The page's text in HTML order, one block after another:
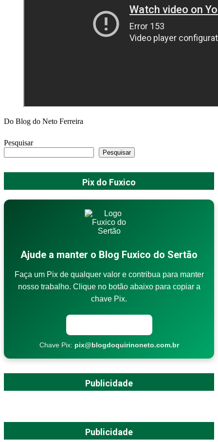
Do Blog do Neto Ferreira
Pesquisar
Pesquisar
Pix do Fuxico
Ajude a manter o Blog Fuxico do Sertão
Faça um Pix de qualquer valor e contribua para manter
nosso trabalho. Clique no botão abaixo para copiar a
chave Pix.
Chave Pix: pix@blogdoquirinoneto.com.br
Publicidade
Publicidade